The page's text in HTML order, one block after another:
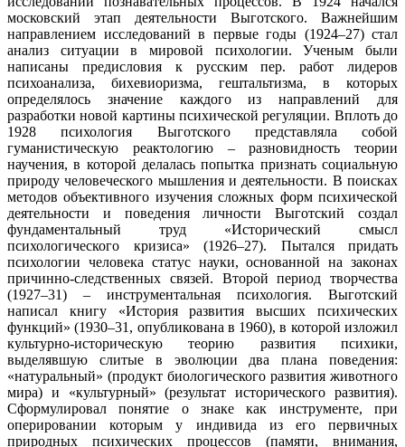
московский этап деятельности Выготского. Важнейшим
направлением исследований в первые годы (1924–27) стал
анализ ситуации в мировой психологии. Ученым были
написаны предисловия к русским пер. работ лидеров
психоанализа, бихевиоризма, гештальтизма, в которых
определялось значение каждого из направлений для
разработки новой картины психической регуляции. Вплоть до
1928 психология Выготского представляла собой
гуманистическую реактологию – разновидность теории
научения, в которой делалась попытка признать социальную
природу человеческого мышления и деятельности. В поисках
методов объективного изучения сложных форм психической
деятельности и поведения личности Выготский создал
фундаментальный труд «Исторический смысл
психологического кризиса» (1926–27). Пытался придать
психологии человека статус науки, основанной на законах
причинно-следственных связей. Второй период творчества
(1927–31) – инструментальная психология. Выготский
написал книгу «История развития высших психических
функций» (1930–31, опубликована в 1960), в которой изложил
культурно-историческую теорию развития психики,
выделявшую слитые в эволюции два плана поведения:
«натуральный» (продукт биологического развития животного
мира) и «культурный» (результат исторического развития).
Сформулировал понятие о знаке как инструменте, при
оперировании которым у индивида из его первичных
природных психических процессов (памяти, внимания,